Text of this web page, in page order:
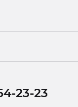
23-23